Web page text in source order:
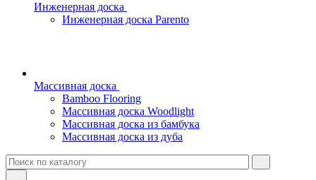
Инженерная доска
Инженерная доска Parento
Массивная доска
Bamboo Flooring
Массивная доска Woodlight
Массивная доска из бамбука
Массивная доска из дуба